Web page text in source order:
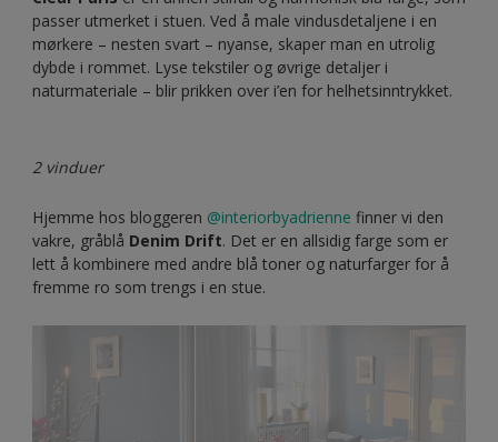
passer utmerket i stuen. Ved å male vindusdetaljene i en
mørkere – nesten svart – nyanse, skaper man en utrolig
dybde i rommet. Lyse tekstiler og øvrige detaljer i
naturmateriale – blir prikken over i’en for helhetsinntrykket.